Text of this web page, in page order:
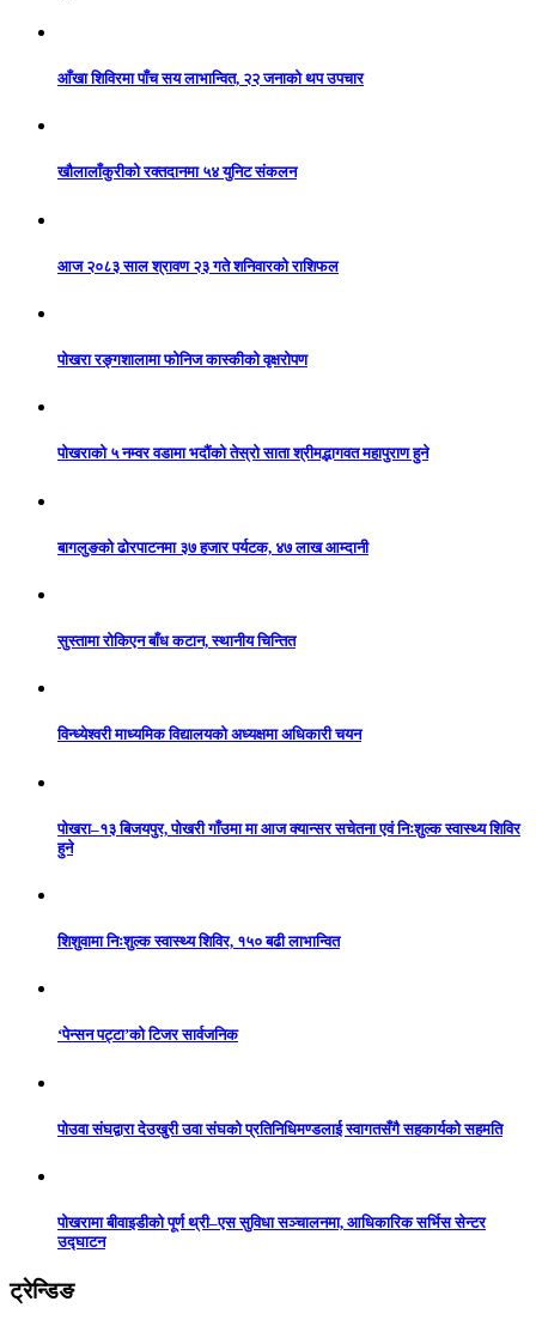
आँखा शिविरमा पाँच सय लाभान्वित, २२ जनाको थप उपचार
खौलालाँकुरीको रक्तदानमा ५४ युनिट संकलन
आज २०८३ साल श्रावण २३ गते शनिवारको राशिफल
पोखरा रङ्गशालामा फोनिज कास्कीको वृक्षरोपण
पोखराको ५ नम्वर वडामा भदौंको तेस्रो साता श्रीमद्भागवत महापुराण हुने
बागलुङको ढोरपाटनमा ३७ हजार पर्यटक, ४७ लाख आम्दानी
सुस्तामा रोकिएन बाँध कटान, स्थानीय चिन्तित
विन्ध्येश्वरी माध्यमिक विद्यालयको अध्यक्षमा अधिकारी चयन
पोखरा–१३ बिजयपुर, पोखरी गाँउमा मा आज क्यान्सर सचेतना एवं निःशुल्क स्वास्थ्य शिविर
हुने
शिशुवामा निःशुल्क स्वास्थ्य शिविर, १५० बढी लाभान्वित
‘पेन्सन पट्टा’को टिजर सार्वजनिक
पोउवा संघद्वारा देउखुरी उवा संघको प्रतिनिधिमण्डलाई स्वागतसँगै सहकार्यको सहमति
पोखरामा बीवाइडीको पूर्ण थ्री–एस सुविधा सञ्चालनमा, आधिकारिक सर्भिस सेन्टर
उद्घाटन
ट्रेन्डिङ